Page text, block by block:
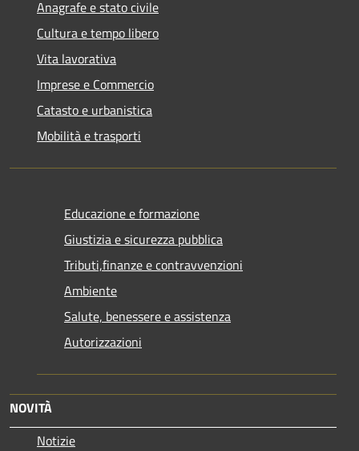
Anagrafe e stato civile
Cultura e tempo libero
Vita lavorativa
Imprese e Commercio
Catasto e urbanistica
Mobilità e trasporti
Educazione e formazione
Giustizia e sicurezza pubblica
Tributi,finanze e contravvenzioni
Ambiente
Salute, benessere e assistenza
Autorizzazioni
NOVITÀ
Notizie